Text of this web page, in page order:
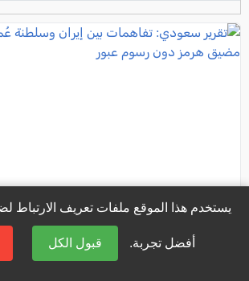
يستخدم هذا الموقع ملفات تعريف
أفضل تجربة. قبول الكل